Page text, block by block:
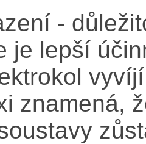
-
je lepší
znamená,